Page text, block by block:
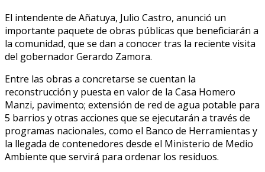
El intendente de Añatuya, Julio Castro, anunció un
importante paquete de obras públicas que beneficiarán a
la comunidad, que se dan a conocer tras la reciente visita
del gobernador Gerardo Zamora.
Entre las obras a concretarse se cuentan la
reconstrucción y puesta en valor de la Casa Homero
Manzi, pavimento; extensión de red de agua potable para
5 barrios y otras acciones que se ejecutarán a través de
programas nacionales, como el Banco de Herramientas y
la llegada de contenedores desde el Ministerio de Medio
Ambiente que servirá para ordenar los residuos.